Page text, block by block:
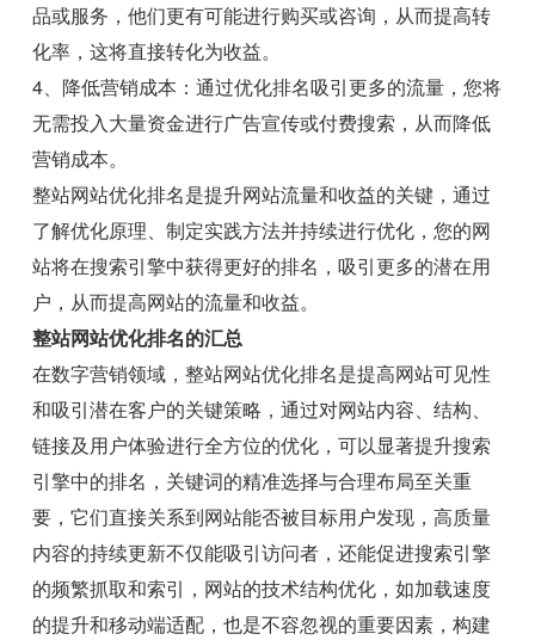
品或服务，他们更有可能进行购买或咨询，从而提高转
化率，这将直接转化为收益。
4、降低营销成本：通过优化排名吸引更多的流量，您将
无需投入大量资金进行广告宣传或付费搜索，从而降低
营销成本。
整站网站优化排名是提升网站流量和收益的关键，通过
了解优化原理、制定实践方法并持续进行优化，您的网
站将在搜索引擎中获得更好的排名，吸引更多的潜在用
户，从而提高网站的流量和收益。
整站网站优化排名的汇总
在数字营销领域，整站网站优化排名是提高网站可见性
和吸引潜在客户的关键策略，通过对网站内容、结构、
链接及用户体验进行全方位的优化，可以显著提升搜索
引擎中的排名，关键词的精准选择与合理布局至关重
要，它们直接关系到网站能否被目标用户发现，高质量
内容的持续更新不仅能吸引访问者，还能促进搜索引擎
的频繁抓取和索引，网站的技术结构优化，如加载速度
的提升和移动端适配，也是不容忽视的重要因素，构建